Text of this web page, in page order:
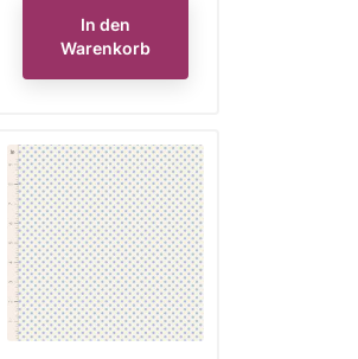
Figo Fabrics Fat Quarter
Stoffpaket Martha
Verkaufspreis
Unser bisheriger Preis 48,40 €,
jetzt nurPreis
41,14 €*
In den Warenkorb
In den
Warenkorb